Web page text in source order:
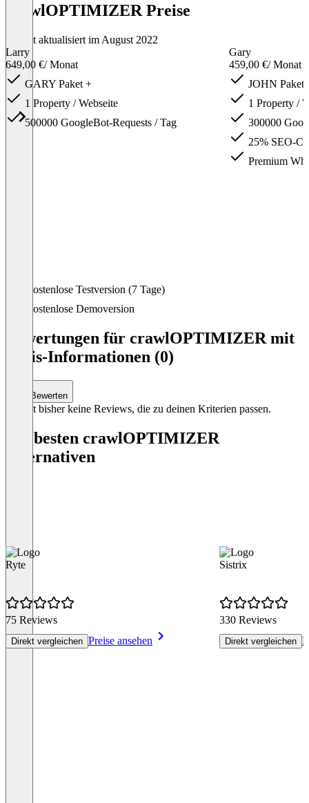
crawlOPTIMIZER Preise
Zuletzt aktualisiert im August 2022
Larry
649,00 €/ Monat
GARY Paket +
1 Property / Webseite
500000 GoogleBot-Requests / Tag
Gary
459,00 €/ Monat
JOHN Paket
1 Property /
300000
25% SEO-
Premium
Kostenlose Testversion (7 Tage)
Kostenlose Demoversion
Bewertungen für crawlOPTIMIZER mit
Preis-Informationen (0)
Bewerten
Es gibt bisher keine Reviews, die zu deinen Kriterien passen.
Die besten crawlOPTIMIZER
Alternativen
Ryte
75 Reviews
Direkt vergleichen Preise ansehen
Sistrix
330 Reviews
Direkt vergleichen